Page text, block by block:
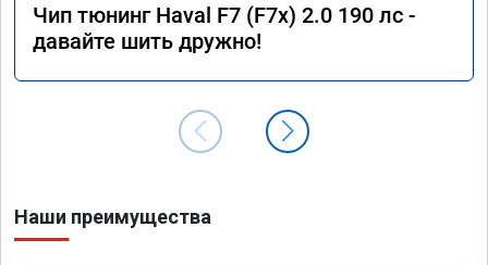
Чип тюнинг Haval F7 (F7x) 2.0 190 лс -
давайте шить дружно!
Наши преимущества